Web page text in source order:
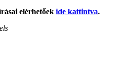
elérhetőek ide kattintva.